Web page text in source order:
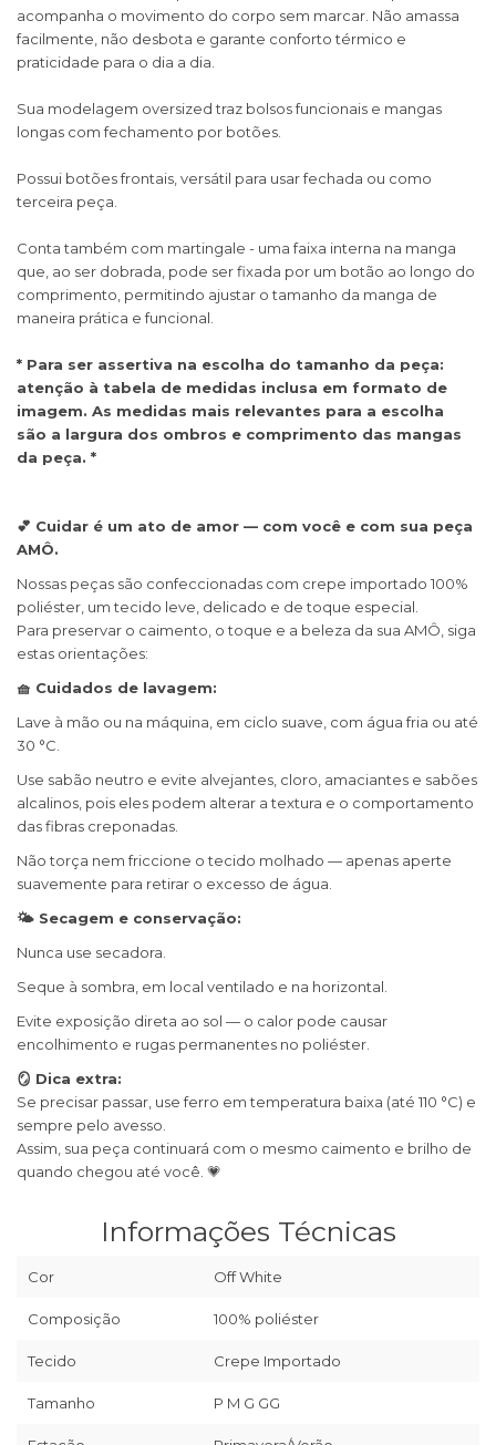
acompanha o movimento do corpo sem marcar. Não amassa
facilmente, não desbota e garante conforto térmico e
praticidade para o dia a dia.
​Sua modelagem oversized traz bolsos funcionais e mangas
longas com fechamento por botões.
Possui botões frontais, versátil para usar fechada ou como
terceira peça.
Conta também com martingale - uma faixa interna na manga
que, ao ser dobrada, pode ser fixada por um botão ao longo do
comprimento, permitindo ajustar o tamanho da manga de
maneira prática e funcional.
* Para ser assertiva na escolha do tamanho da peça:
atenção à tabela de medidas inclusa em formato de
imagem. As medidas mais relevantes para a escolha
são a largura dos ombros e comprimento das mangas
da peça. *
💕 Cuidar é um ato de amor — com você e com sua peça
AMÔ.
Nossas peças são confeccionadas com crepe importado 100%
poliéster, um tecido leve, delicado e de toque especial.
Para preservar o caimento, o toque e a beleza da sua AMÔ, siga
estas orientações:
🧺 Cuidados de lavagem:
Lave à mão ou na máquina, em ciclo suave, com água fria ou até
30 °C.
Use sabão neutro e evite alvejantes, cloro, amaciantes e sabões
alcalinos, pois eles podem alterar a textura e o comportamento
das fibras creponadas.
Não torça nem friccione o tecido molhado — apenas aperte
suavemente para retirar o excesso de água.
🌤 Secagem e conservação:
Nunca use secadora.
Seque à sombra, em local ventilado e na horizontal.
Evite exposição direta ao sol — o calor pode causar
encolhimento e rugas permanentes no poliéster.
🪞 Dica extra:
Se precisar passar, use ferro em temperatura baixa (até 110 °C) e
sempre pelo avesso.
Assim, sua peça continuará com o mesmo caimento e brilho de
quando chegou até você. 💗
Informações Técnicas
Cor Off White
Composição 100% poliéster
Tecido Crepe Importado
Tamanho P M G GG